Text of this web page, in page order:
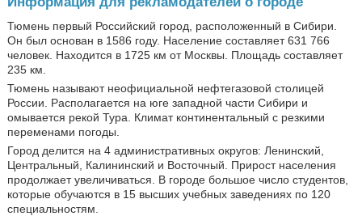
Тюмень первый Российский город, расположенный в Сибири.
Он был основан в 1586 году. Население составляет 631 766
человек. Находится в 1725 км от Москвы. Площадь составляет
235 км.
Тюмень называют неофициальной нефтегазовой столицей
России. Располагается на юге западной части Сибири и
омывается рекой Тура. Климат континентальный с резкими
переменами погоды.
Город делится на 4 административных округов: Ленинский,
Центральный, Калининский и Восточный. Прирост населения
продолжает увеличиваться. В городе большое число студентов,
которые обучаются в 15 высших учебных заведениях по 120
специальностям.